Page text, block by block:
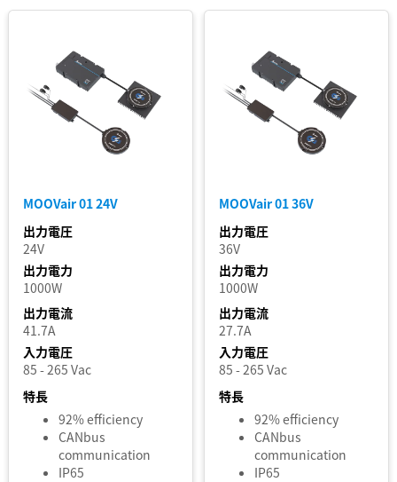
MOOVair
03
MOOVair
10
Output
Voltage
Output
Current
Output
Input
Voltage
MOOVair 01 24V
出力電圧
24V
出力電力
1000W
出力電流
41.7A
入力電圧
85 - 265 Vac
特長
92% efficiency
CANbus
communication
IP65
MOOVair 01 36V
出力電圧
36V
出力電力
1000W
出力電流
27.7A
入力電圧
85 - 265 Vac
特長
92% efficiency
CANbus
communication
IP65